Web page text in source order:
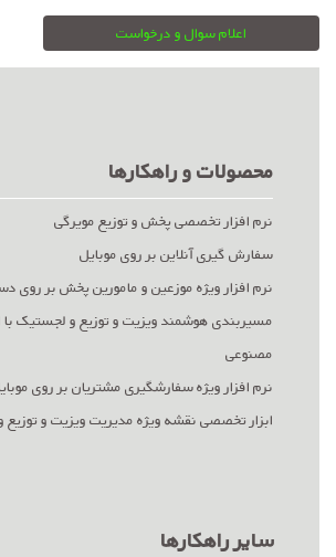
اعلام سوال و درخواست
محصولات و راهکارها
نرم افزار تخصصی پخش و توزیع مویرگی
سفارش گیری آنلاین بر روی موبایل
نرم افزار ویژه موزعین و مامورین پخش بر روی
مسیربندی هوشمند ویزیت و توزیع و لجستیک با
مصنوعی
نرم افزار ویژه سفارشگیری مشتریان بر روی
ابزار تخصصی نقشه ویژه مدیریت ویزیت و توزیع
سایر راهکارها